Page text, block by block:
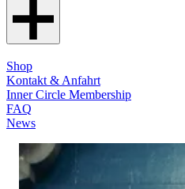
Shop
Kontakt & Anfahrt
Inner Circle Membership
FAQ
News